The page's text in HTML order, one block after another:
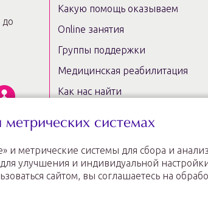
до
и
Какую помощь оказываем
Online занятия
Группы поддержки
Медицинская реабилитация
Как нас найти
Сопровождение при
трудоустройстве
системах
и метрические системы для сбора и
для улучшения и индивидуальной
сайтом, вы соглашаетесь на